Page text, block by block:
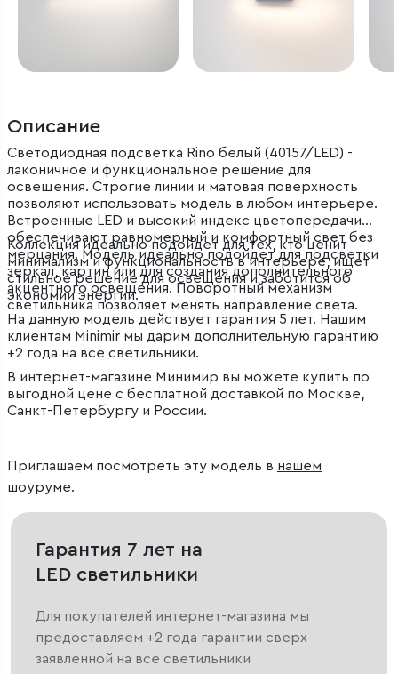
Описание
Светодиодная подсветка Rino белый (40157/LED) -
лаконичное и функциональное решение для
освещения. Строгие линии и матовая поверхность
позволяют использовать модель в любом интерьере.
Встроенные LED и высокий индекс цветопередачи
обеспечивают равномерный и комфортный свет без
мерцания. Модель идеально подойдет для подсветки
зеркал, картин или для создания дополнительного
акцентного освещения. Поворотный механизм
светильника позволяет менять направление света.
Коллекция идеально подойдет для тех, кто ценит
минимализм и функциональность в интерьере, ищет
стильное решение для освещения и заботится об
экономии энергии.
На данную модель действует гарантия 5 лет. Нашим
клиентам Minimir мы дарим дополнительную гарантию
+2 года на все светильники.
В интернет-магазине Минимир вы можете купить по
выгодной цене с бесплатной доставкой по Москве,
Санкт-Петербургу и России.
Приглашаем посмотреть эту модель в нашем
шоуруме.
Гарантия 7 лет на
LED светильники
Для покупателей интернет-магазина мы
предоставляем +2 года гарантии сверх
заявленной на все светильники